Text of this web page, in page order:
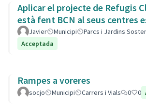
Aplicar el projecte de Refugis
està fent BCN al seus centres
Javier Municipi Parcs i Jardins
Acceptada
Rampes a voreres
socjo Municipi Carrers i Vials 0 0